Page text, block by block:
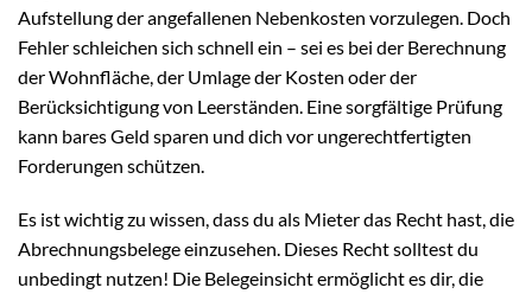
Aufstellung der angefallenen Nebenkosten vorzulegen. Doch
Fehler schleichen sich schnell ein – sei es bei der Berechnung
der Wohnfläche, der Umlage der Kosten oder der
Berücksichtigung von Leerständen. Eine sorgfältige Prüfung
kann bares Geld sparen und dich vor ungerechtfertigten
Forderungen schützen.
Es ist wichtig zu wissen, dass du als Mieter das Recht hast, die
Abrechnungsbelege einzusehen. Dieses Recht solltest du
unbedingt nutzen! Die Belegeinsicht ermöglicht es dir, die